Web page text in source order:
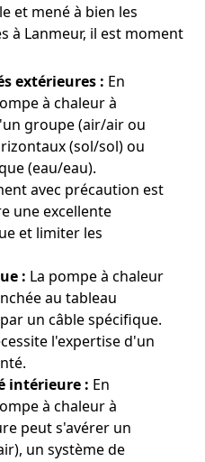
et mené à bien les
à Lanmeur, il est moment
extérieures : En
à chaleur à
groupe (air/air ou
(sol/sol) ou
(eau/eau).
avec précaution est
une excellente
et limiter les
: La pompe à chaleur
au tableau
un câble spécifique.
l'expertise d'un
intérieure : En
à chaleur à
peut s'avérer un
un système de